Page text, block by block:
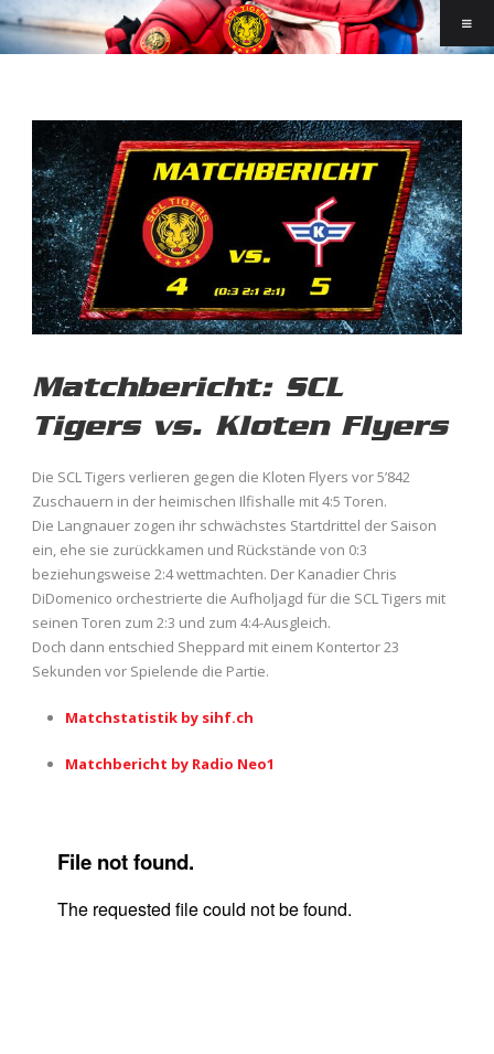
Matchbericht: SCL
Tigers vs. Kloten Flyers
Die SCL Tigers verlieren gegen die Kloten Flyers vor 5’842
Zuschauern in der heimischen Ilfishalle mit 4:5 Toren.
Die Langnauer zogen ihr schwächstes Startdrittel der Saison
ein, ehe sie zurückkamen und Rückstände von 0:3
beziehungsweise 2:4 wettmachten. Der Kanadier Chris
DiDomenico orchestrierte die Aufholjagd für die SCL Tigers mit
seinen Toren zum 2:3 und zum 4:4-Ausgleich.
Doch dann entschied Sheppard mit einem Kontertor 23
Sekunden vor Spielende die Partie.
Matchstatistik by sihf.ch
Matchbericht by Radio Neo1